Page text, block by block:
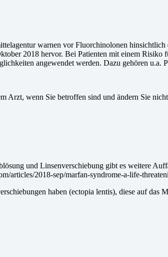
warnen vor Fluorchinolonen
2018 hervor. Bei Patienten mit einem Risiko
angewendet werden. Dazu gehören u.a.
Arzt, wenn Sie betroffen sind und ändern Sie
und Linsenverschiebung gibt es weitere
articles/2018-sep/marfan-syndrome-a-life-
haben (ectopia lentis), diese auf